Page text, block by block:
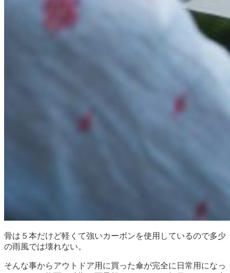
骨は５本だけど軽くて強いカーボンを使用しているので多少
の雨風では壊れない。
そんな事からアウトドア用に買った傘が完全に日常用になっ